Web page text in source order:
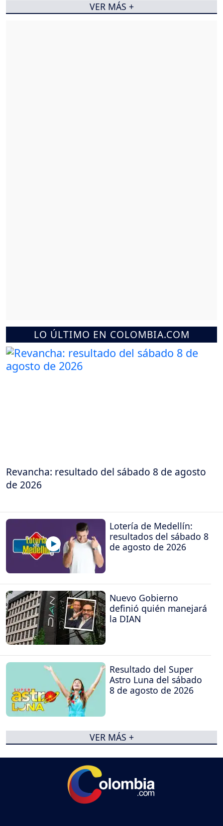
LO ÚLTIMO EN COLOMBIA.COM
Revancha: resultado del sábado 8 de agosto
de 2026
Lotería de Medellín:
resultados del sábado 8
de agosto de 2026
Nuevo Gobierno
definió quién manejará
la DIAN
Resultado del Super
Astro Luna del sábado
8 de agosto de 2026
VER MÁS +
VER MÁS +